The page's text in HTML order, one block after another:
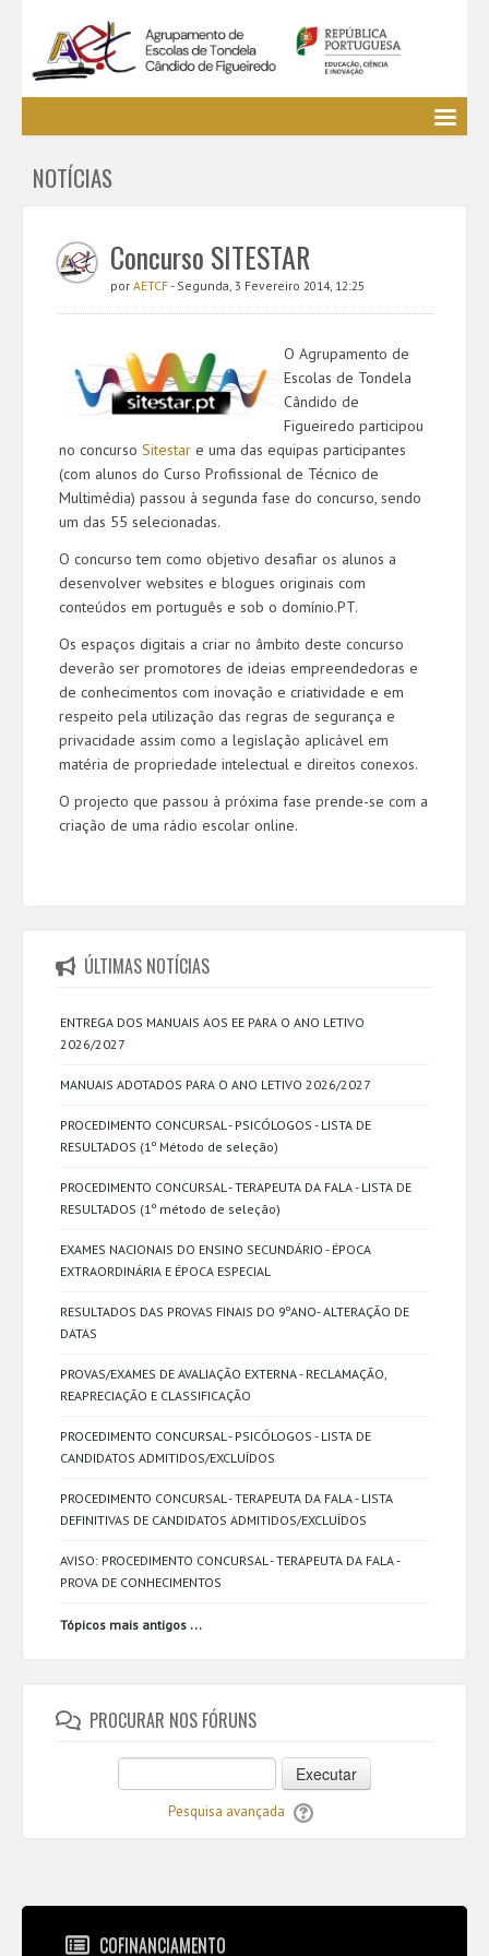
EE / Alunos
Cursos Profissionais
Bibliotecas
Media AETCF
Utilizador não identificado. (Entrar )
NOTÍCIAS
Concurso SITESTAR
por AETCF- Segunda, 3 Fevereiro 2014, 12:25
O Agrupamento de
Escolas de Tondela
Cândido de
Figueiredo participou
no concurso Sitestar e uma das equipas participantes
(com alunos do Curso Profissional de Técnico de
Multimédia) passou à segunda fase do concurso, sendo
um das 55 selecionadas.
O concurso tem como objetivo desafiar os alunos a
desenvolver websites e blogues originais com
conteúdos em português e sob o domínio.PT.
Os espaços digitais a criar no âmbito deste concurso
deverão ser promotores de ideias empreendedoras e
de conhecimentos com inovação e criatividade e em
respeito pela utilização das regras de segurança e
privacidade assim como a legislação aplicável em
matéria de propriedade intelectual e direitos conexos.
O projecto que passou à próxima fase prende-se com a
criação de uma rádio escolar online.
ÚLTIMAS NOTÍCIAS
ENTREGA DOS MANUAIS AOS EE PARA O ANO LETIVO
2026/2027
MANUAIS ADOTADOS PARA O ANO LETIVO 2026/2027
PROCEDIMENTO CONCURSAL - PSICÓLOGOS - LISTA DE
RESULTADOS (1º Método de seleção)
PROCEDIMENTO CONCURSAL - TERAPEUTA DA FALA - LISTA DE
RESULTADOS (1º método de seleção)
EXAMES NACIONAIS DO ENSINO SECUNDÁRIO - ÉPOCA
EXTRAORDINÁRIA E ÉPOCA ESPECIAL
RESULTADOS DAS PROVAS FINAIS DO 9ºANO- ALTERAÇÃO DE
DATAS
PROVAS/EXAMES DE AVALIAÇÃO EXTERNA - RECLAMAÇÃO,
REAPRECIAÇÃO E CLASSIFICAÇÃO
PROCEDIMENTO CONCURSAL - PSICÓLOGOS - LISTA DE
CANDIDATOS ADMITIDOS/EXCLUÍDOS
PROCEDIMENTO CONCURSAL - TERAPEUTA DA FALA - LISTA
DEFINITIVAS DE CANDIDATOS ADMITIDOS/EXCLUÍDOS
AVISO: PROCEDIMENTO CONCURSAL - TERAPEUTA DA FALA -
PROVA DE CONHECIMENTOS
Tópicos mais antigos ...
PROCURAR NOS FÓRUNS
Executar
Pesquisa avançada
COFINANCIAMENTO